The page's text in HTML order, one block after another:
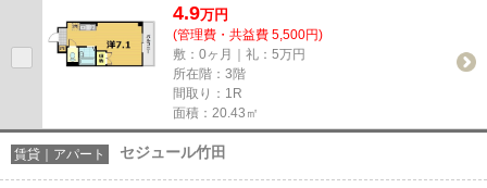
4.9万円
(管理費・共益費 5,500円)
敷：0ヶ月｜礼：5万円
所在階：3階
間取り：1R
面積：20.43㎡
賃貸｜アパート セジュール竹田